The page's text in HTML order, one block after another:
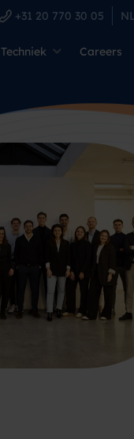
+31 20 770 30 05 NL
Techniek Careers